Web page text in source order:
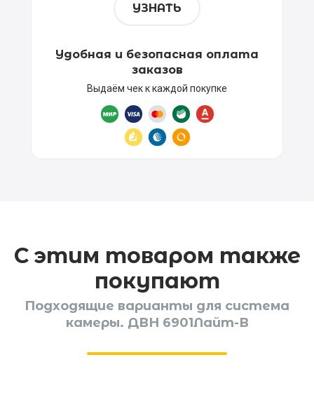
УЗНАТЬ
Удобная и безопасная оплата
заказов
Выдаём чек к каждой покупке
С этим товаром также
покупают
Подходящие варианты для система
камеры. ДВН 6901Лайт-В